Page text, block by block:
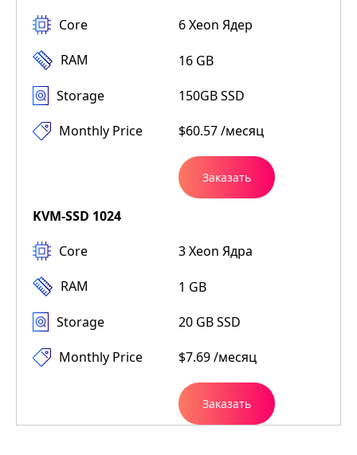
Core
6 Xeon Ядер
RAM
16 GB
Storage
150GB SSD
Monthly Price
$60.57 /месяц
Заказать
KVM-SSD 1024
Core
3 Xeon Ядра
RAM
1 GB
Storage
20 GB SSD
Monthly Price
$7.69 /месяц
Заказать